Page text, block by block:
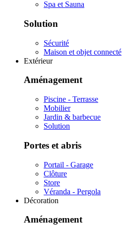
Spa et Sauna
Solution
Sécurité
Maison et objet connecté
Extérieur
Aménagement
Piscine - Terrasse
Mobilier
Jardin & barbecue
Solution
Portes et abris
Portail - Garage
Clôture
Store
Véranda - Pergola
Décoration
Aménagement